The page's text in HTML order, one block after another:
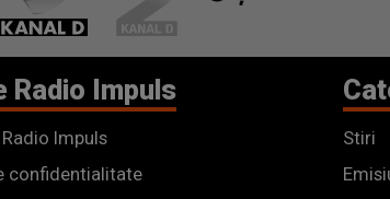
Radio Impuls
Impuls
confidentialitate
Stiri